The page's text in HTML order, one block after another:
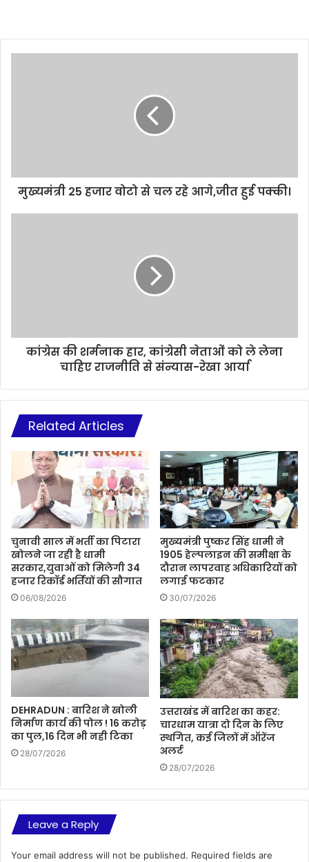
मुख्यमंत्री 25 हजार वोटो से चल रहे आगे,जीत हुई पक्की।
कांग्रेस की शर्मनाक हार, कांग्रेसी नेताओं को ले लेना
चाहिए राजनीति से संन्यास-रेखा आर्या
Related Articles
चुनावी साल में भर्ती का पिटारा
खोलने जा रही है धामी
सरकार,युवाओं को मिलेगी 34
हजार रिकॉर्ड भर्तियों की सौगात
06/08/2026
मुख्यमंत्री पुष्कर सिंह धामी ने
1905 हेल्पलाइन की समीक्षा के
दौरान लापरवाह अधिकारियों को
लगाई फटकार
30/07/2026
DEHRADUN : बारिश ने खोली
निर्माण कार्य की पोल ! 16 करोड़
का पुल,16 दिन भी नही टिका
28/07/2026
उत्तराखंड में बारिश का कहर:
चारधाम यात्रा दो दिन के लिए
स्थगित, कई जिलों में ऑरेंज
अलर्ट
28/07/2026
Leave a Reply
Your email address will not be published. Required fields are